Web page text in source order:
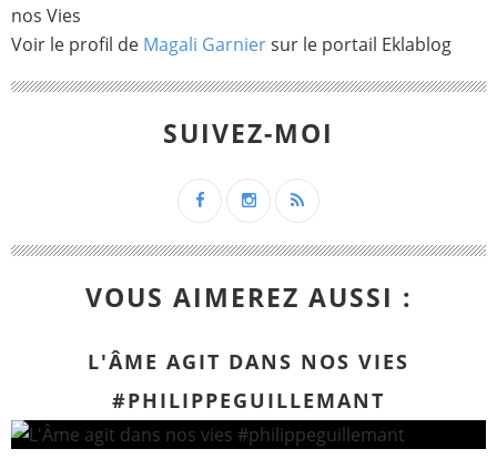
nos Vies
Voir le profil de Magali Garniersur le portail Eklablog
SUIVEZ-MOI
VOUS AIMEREZ AUSSI :
L'ÂME AGIT DANS NOS VIES
#PHILIPPEGUILLEMANT